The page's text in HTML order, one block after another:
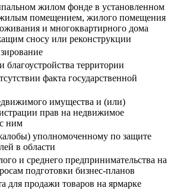
жилом фонде в установленном
помещением, жилого помещения
и многоквартирного дома
сносу или реконструкции
территории
факта государственной
имущества и (или)
прав на недвижимое
ним
уполномоченному по защите
в области
и среднего предпринимательства на
подготовки бизнес-планов
для продажи товаров на ярмарке